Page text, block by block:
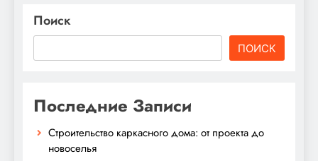
Поиск
ПОИСК
Последние Записи
Строительство каркасного дома: от проекта до
новоселья